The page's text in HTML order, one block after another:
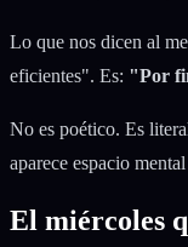
Lo que nos dicen al
eficientes". Es: "Por
No es poético. Es
aparece espacio
El miércoles